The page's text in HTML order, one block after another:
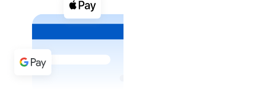
Transferência SEPA
Comprar com transferência bancária